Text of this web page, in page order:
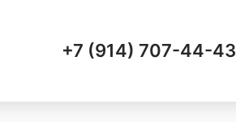
+7 (914) 707-44-43